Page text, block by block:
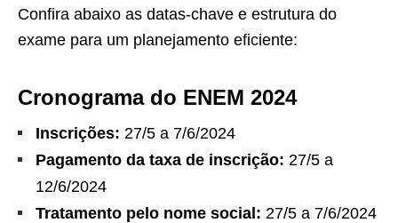
Confira abaixo as datas-chave e estrutura do
exame para um planejamento eficiente:
Cronograma do ENEM 2024
Inscrições: 27/5 a 7/6/2024
Pagamento da taxa de inscrição: 27/5 a
12/6/2024
Tratamento pelo nome social: 27/5 a 7/6/2024